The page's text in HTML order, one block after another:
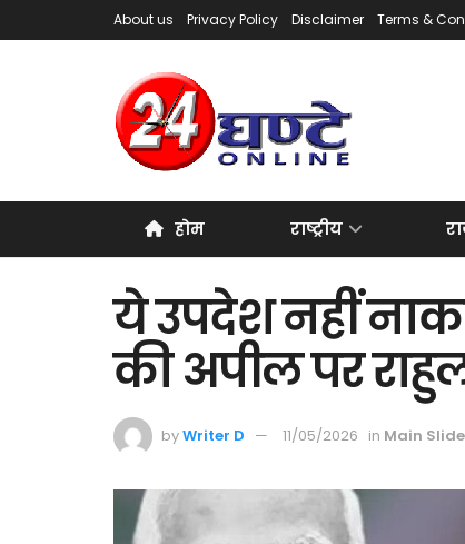
About us Privacy Policy Disclaimer Terms &
होम राष्ट्रीय
ये उपदेश नहीं
की अपील पर
byWriter D 11/05/2026 in Main